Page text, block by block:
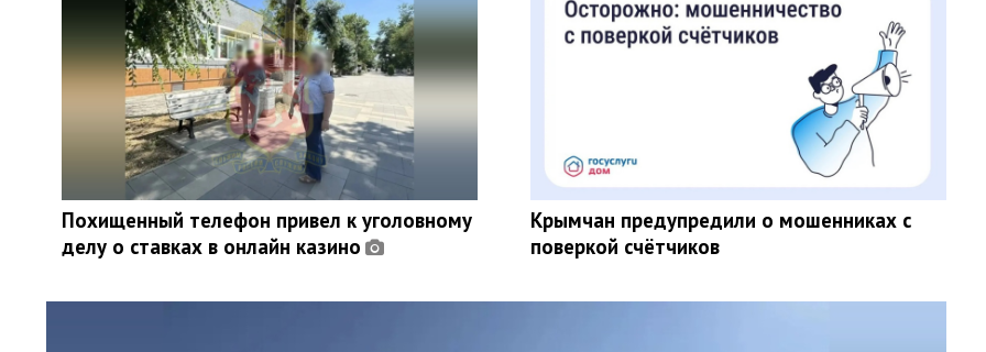
Похищенный телефон привел к уголовному
делу о ставках в онлайн казино
Крымчан предупредили о мошенниках с
поверкой счётчиков